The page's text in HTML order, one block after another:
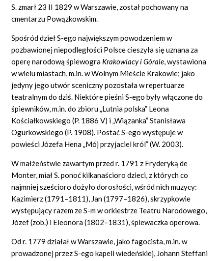
S. zmarł 23 II 1829 w Warszawie, został pochowany na
cmentarzu Powązkowskim.
Spośród dzieł S-ego największym powodzeniem w
pozbawionej niepodległości Polsce cieszyła się uznana za
operę narodową śpiewogra Krakowiacy i Górale, wystawiona
w wielu miastach, m.in. w Wolnym Mieście Krakowie; jako
jedyny jego utwór sceniczny pozostała w repertuarze
teatralnym do dziś. Niektóre pieśni S-ego były włączone do
śpiewników, m.in. do zbioru „Lutnia polska” Leona
Kościałkowskiego (P. 1886 V) i „Wiązanka” Stanisława
Ogurkowskiego (P. 1908). Postać S-ego występuje w
powieści Józefa Hena „Mój przyjaciel król” (W. 2003).
W małżeństwie zawartym przed r. 1791 z Fryderyką de
Monter, miał S. ponoć kilkanaścioro dzieci, z których co
najmniej sześcioro dożyło dorosłości, wśród nich muzycy:
Kazimierz (1791–1811), Jan (1797–1826), skrzypkowie
występujący razem ze S-m w orkiestrze Teatru Narodowego,
Józef (zob.) i Eleonora (1802–1831), śpiewaczka operowa.
Od r. 1779 działał w Warszawie, jako fagocista, m.in. w
prowadzonej przez S-ego kapeli wiedeńskiej, Johann Steffani